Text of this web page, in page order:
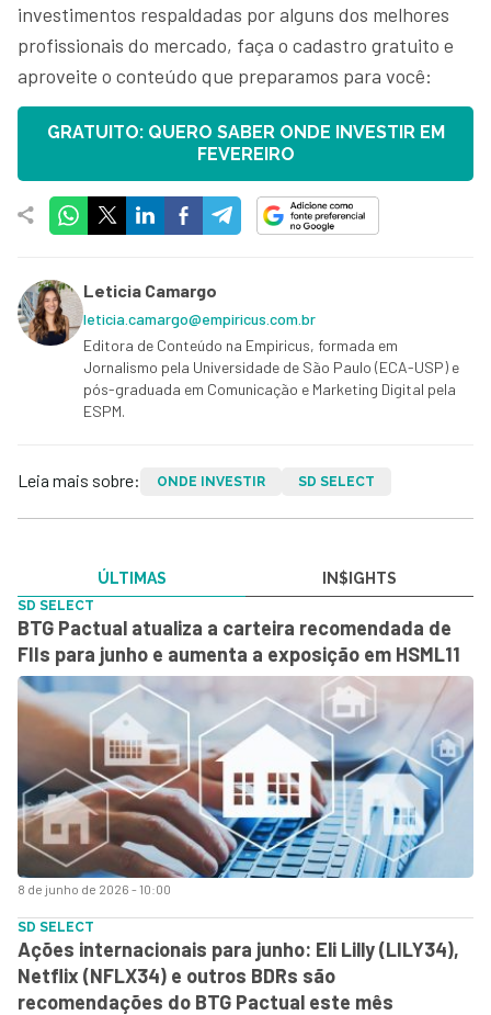
investimentos respaldadas por alguns dos melhores
profissionais do mercado, faça o cadastro gratuito e
aproveite o conteúdo que preparamos para você:
GRATUITO: QUERO SABER ONDE INVESTIR EM
FEVEREIRO
Leticia Camargo
leticia.camargo@empiricus.com.br
Editora de Conteúdo na Empiricus, formada em
Jornalismo pela Universidade de São Paulo (ECA-USP) e
pós-graduada em Comunicação e Marketing Digital pela
ESPM.
Leia mais sobre: ONDE INVESTIR SD SELECT
ÚLTIMAS IN$IGHTS
8 de junho de 2026 - 10:00
SD SELECT
BTG Pactual atualiza a carteira recomendada de
FIIs para junho e aumenta a exposição em HSML11
SD SELECT
Ações internacionais para junho: Eli Lilly (LILY34),
Netflix (NFLX34) e outros BDRs são
recomendações do BTG Pactual este mês